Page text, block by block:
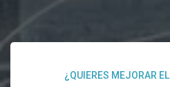
¿QUIERES MEJORAR